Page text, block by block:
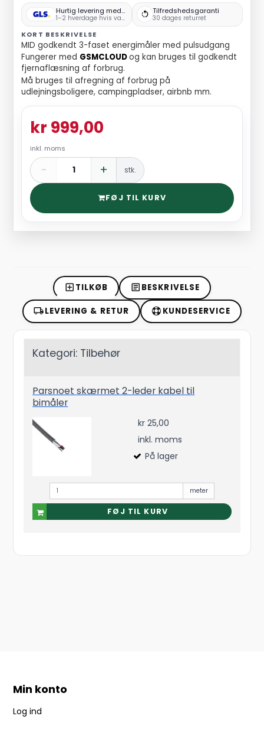
Hurtig levering med GLS
1–2 hverdage hvis varen er på lager
Tilfredshedsgaranti
30 dages returret
KORT BESKRIVELSE
MID godkendt 3-faset energimåler med pulsudgang
Fungerer med GSMCLOUDog kan bruges til godkendt
fjernaflæsning af forbrug.
Må bruges til afregning af forbrug på
udlejningsboligere, campingpladser, airbnb mm.
kr 999,00
inkl. moms
− + stk.
FØJ TIL KURV
TILKØB BESKRIVELSE
LEVERING & RETUR KUNDESERVICE
Kategori: Tilbehør
Parsnoet skærmet 2-leder kabel til
bimåler
kr 25,00
inkl. moms
På lager
meter
FØJ TIL KURV
Min konto
Log ind